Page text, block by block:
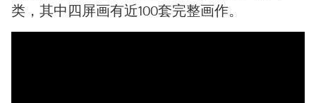
类，其中四屏画有近100套完整画作。